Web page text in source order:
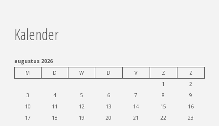
Kalender
augustus 2026
M
D W D V Z
Z
1
2
3
4 5 6 7 8
9
10
11 12 13 14 15
16
17
18 19 20 21 22
23